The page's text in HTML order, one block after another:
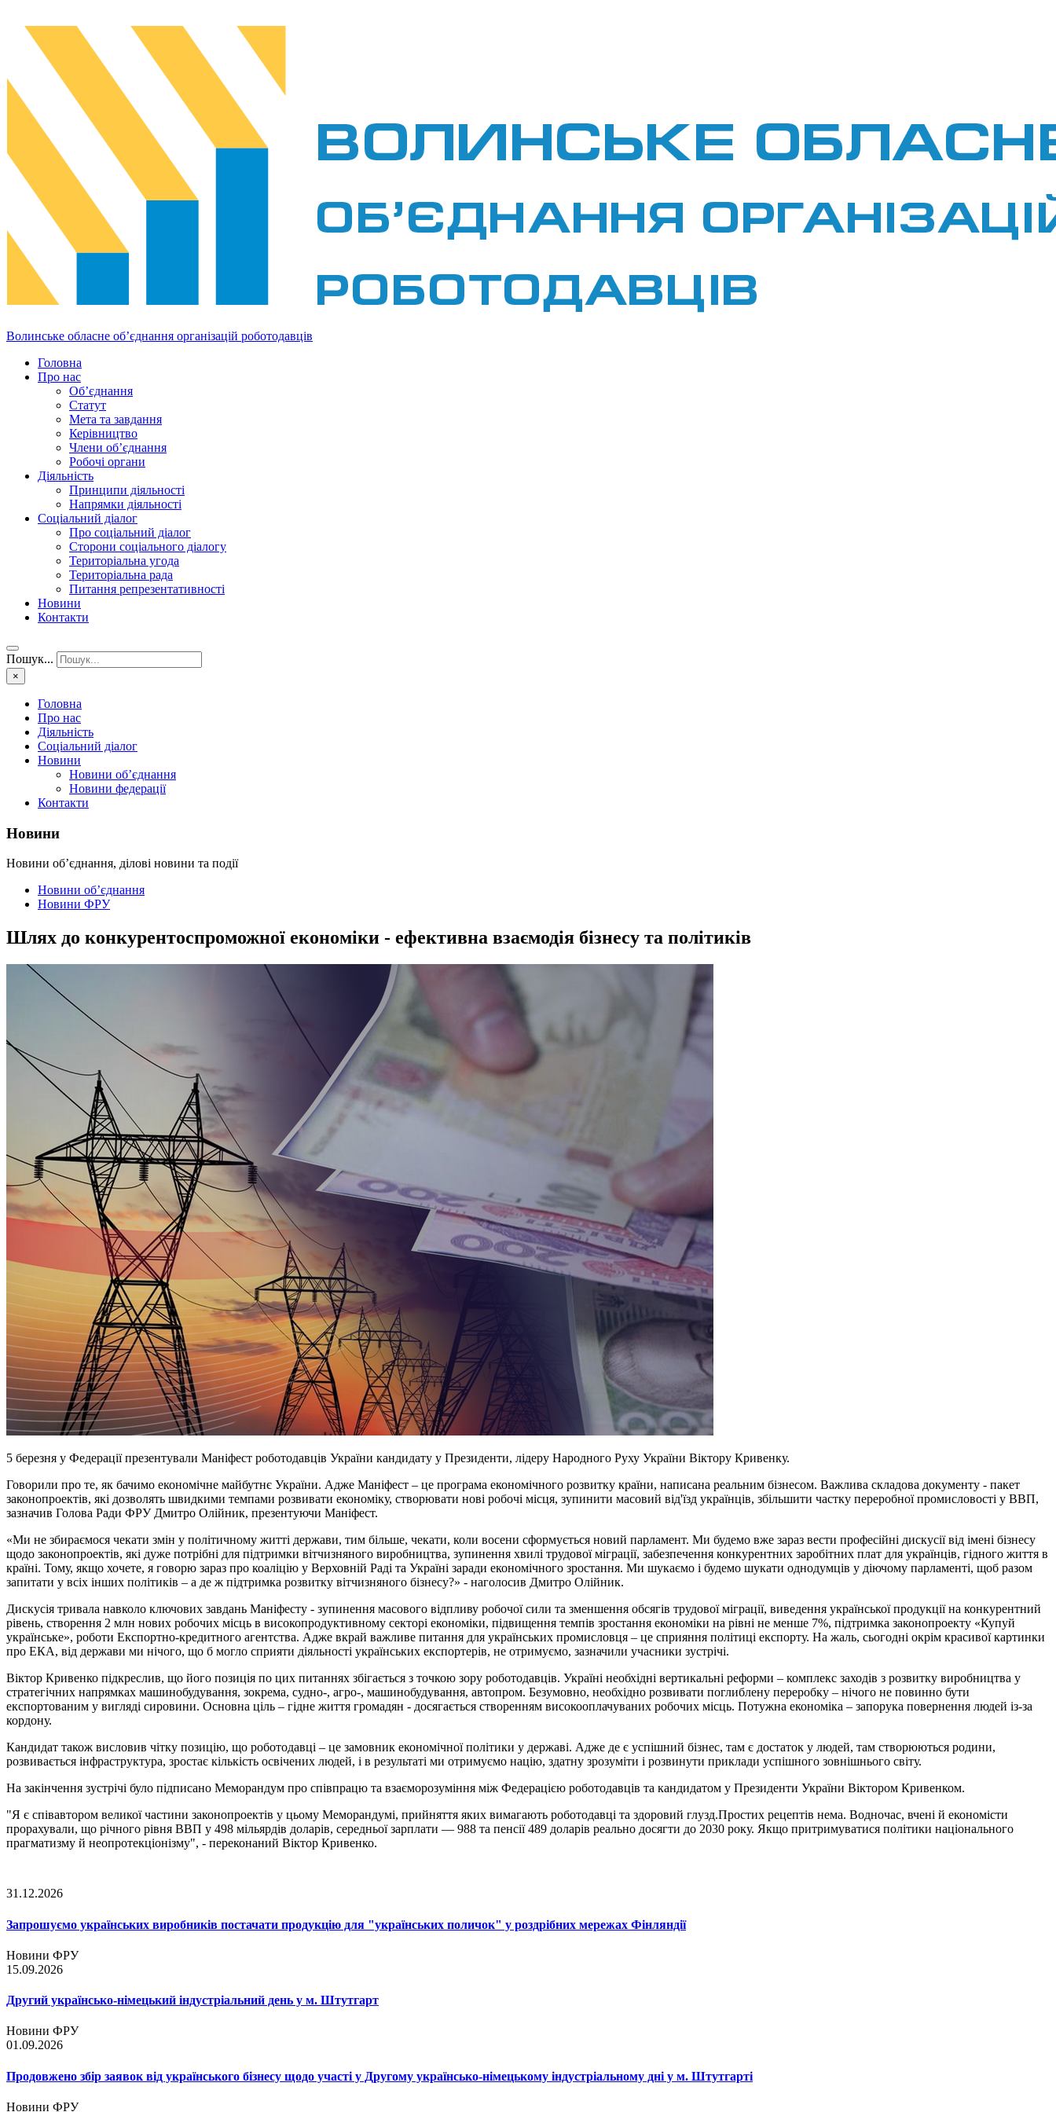
Волинське обласне об’єднання організацій роботодавців
Головна
Про нас
Об’єднання
Статут
Мета та завдання
Керівництво
Члени об’єднання
Робочі органи
Діяльність
Принципи діяльності
Напрямки діяльності
Соціальний діалог
Про соціальний діалог
Сторони соціального діалогу
Територіальна угода
Територіальна рада
Питання репрезентативності
Новини
Контакти
Пошук...
×
Головна
Про нас
Діяльність
Соціальний діалог
Новини
Новини об’єднання
Новини федерації
Контакти
Новини
Новини об’єднання, ділові новини та події
Новини об’єднання
Новини ФРУ
Шлях до конкурентоспроможної економіки - ефективна взаємодія бізнесу та політиків
5 березня у Федерації презентували Маніфест роботодавців України кандидату у Президенти, лідеру Народного Руху України Віктору Кривенку.
Говорили про те, як бачимо економічне майбутнє України. Адже Маніфест – це програма економічного розвитку країни, написана реальним бізнесом. Важлива складова документу - пакет
законопроектів, які дозволять швидкими темпами розвивати економіку, створювати нові робочі місця, зупинити масовий від'їзд українців, збільшити частку переробної промисловості у ВВП,
зазначив Голова Ради ФРУ Дмитро Олійник, презентуючи Маніфест.
«Ми не збираємося чекати змін у політичному житті держави, тим більше, чекати, коли восени сформується новий парламент. Ми будемо вже зараз вести професійні дискусії від імені бізнесу
щодо законопроектів, які дуже потрібні для підтримки вітчизняного виробництва, зупинення хвилі трудової міграції, забезпечення конкурентних заробітних плат для українців, гідного життя в
країні. Тому, якщо хочете, я говорю зараз про коаліцію у Верховній Раді та Україні заради економічного зростання. Ми шукаємо і будемо шукати однодумців у діючому парламенті, щоб разом
запитати у всіх інших політиків – а де ж підтримка розвитку вітчизняного бізнесу?» - наголосив Дмитро Олійник.
Дискусія тривала навколо ключових завдань Маніфесту - зупинення масового відпливу робочої сили та зменшення обсягів трудової міграції, виведення української продукції на конкурентний
рівень, створення 2 млн нових робочих місць в високопродуктивному секторі економіки, підвищення темпів зростання економіки на рівні не менше 7%, підтримка законопроекту «Купуй
українське», роботи Експортно-кредитного агентства. Адже вкрай важливе питання для українських промисловця – це сприяння політиці експорту. На жаль, сьогодні окрім красивої картинки
про ЕКА, від держави ми нічого, що б могло сприяти діяльності українських експортерів, не отримуємо, зазначили учасники зустрічі.
Віктор Кривенко підкреслив, що його позиція по цих питаннях збігається з точкою зору роботодавців. Україні необхідні вертикальні реформи – комплекс заходів з розвитку виробництва у
стратегічних напрямках машинобудування, зокрема, судно-, агро-, машинобудування, автопром. Безумовно, необхідно розвивати поглиблену переробку – нічого не повинно бути
експортованим у вигляді сировини. Основна ціль – гідне життя громадян - досягається створенням високооплачуваних робочих місць. Потужна економіка – запорука повернення людей із-за
кордону.
Кандидат також висловив чітку позицію, що роботодавці – це замовник економічної політики у державі. Адже де є успішний бізнес, там є достаток у людей, там створюються родини,
розвивається інфраструктура, зростає кількість освічених людей, і в результаті ми отримуємо націю, здатну зрозуміти і розвинути приклади успішного зовнішнього світу.
На закінчення зустрічі було підписано Меморандум про співпрацю та взаєморозуміння між Федерацією роботодавців та кандидатом у Президенти України Віктором Кривенком.
"Я є співавтором великої частини законопроектів у цьому Меморандумі, прийняття яких вимагають роботодавці та здоровий глузд.Простих рецептів нема. Водночас, вчені й економісти
прорахували, що річного рівня ВВП у 498 мільярдів доларів, середньої зарплати — 988 та пенсії 489 доларів реально досягти до 2030 року. Якщо притримуватися політики національного
прагматизму й неопротекціонізму", - переконаний Віктор Кривенко.
31.12.2026
Запрошуємо українських виробників постачати продукцію для "українських поличок" у роздрібних мережах Фінляндії
Новини ФРУ
15.09.2026
Другий українсько-німецький індустріальний день у м. Штутгарт
Новини ФРУ
01.09.2026
Продовжено збір заявок від українського бізнесу щодо участі у Другому українсько-німецькому індустріальному дні у м. Штутгарті
Новини ФРУ